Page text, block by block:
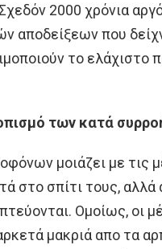
2000 χρόνια
αποδείξεων που
το ελάχιστο
των κατά
μοιάζει με τις
στο σπίτι τους, αλλά
Ομοίως, οι
μακριά απο τα